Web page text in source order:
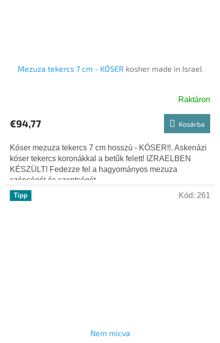
Mezuza tekercs 7 cm - KÓSER kosher made in Israel
Raktáron
€94,77 Kosárba
Kóser mezuza tekercs 7 cm hosszú - KÓSER!!. Askenázi
kóser tekercs koronákkal a betűk felett! IZRAELBEN
KÉSZÜLT! Fedezze fel a hagyományos mezuza
szépségét és szentségét...
Tipp
Nem micva
Kód: 261